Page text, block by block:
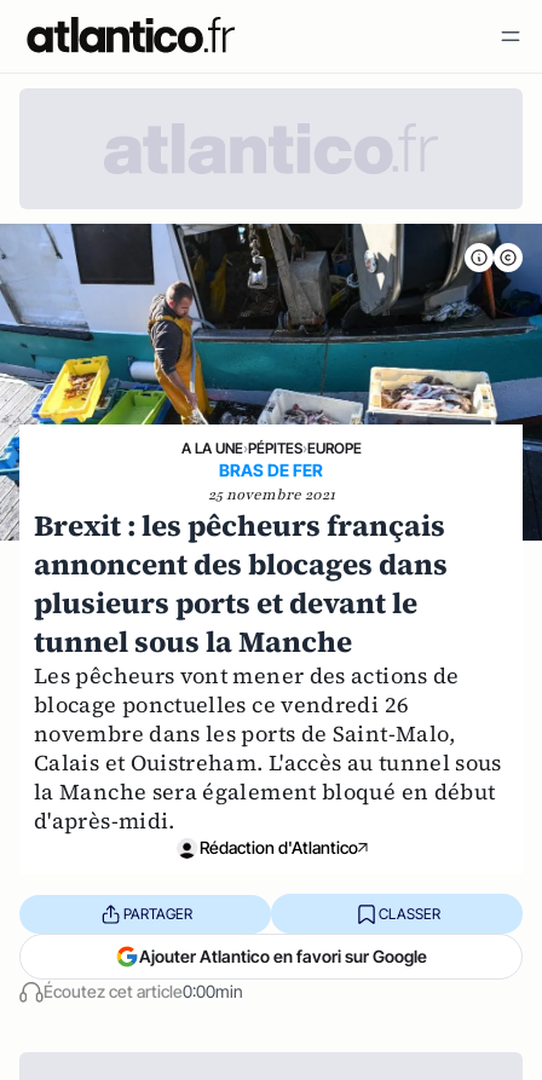
A LA UNE›PÉPITES›EUROPE
BRAS DE FER
25 novembre 2021
Brexit : les pêcheurs français
annoncent des blocages dans
plusieurs ports et devant le
tunnel sous la Manche
Les pêcheurs vont mener des actions de
blocage ponctuelles ce vendredi 26
novembre dans les ports de Saint-Malo,
Calais et Ouistreham. L'accès au tunnel sous
la Manche sera également bloqué en début
d'après-midi.
Rédaction d'Atlantico
Écoutez cet article0:00min
PARTAGER CLASSER
Ajouter Atlantico en favori sur Google